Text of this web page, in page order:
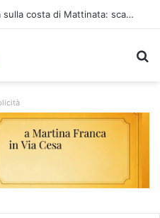
Ombrelloni lasciati sulle spiagge libere, controlli a Vieste e Peschici: liberati oltre 5mila metri quadrati